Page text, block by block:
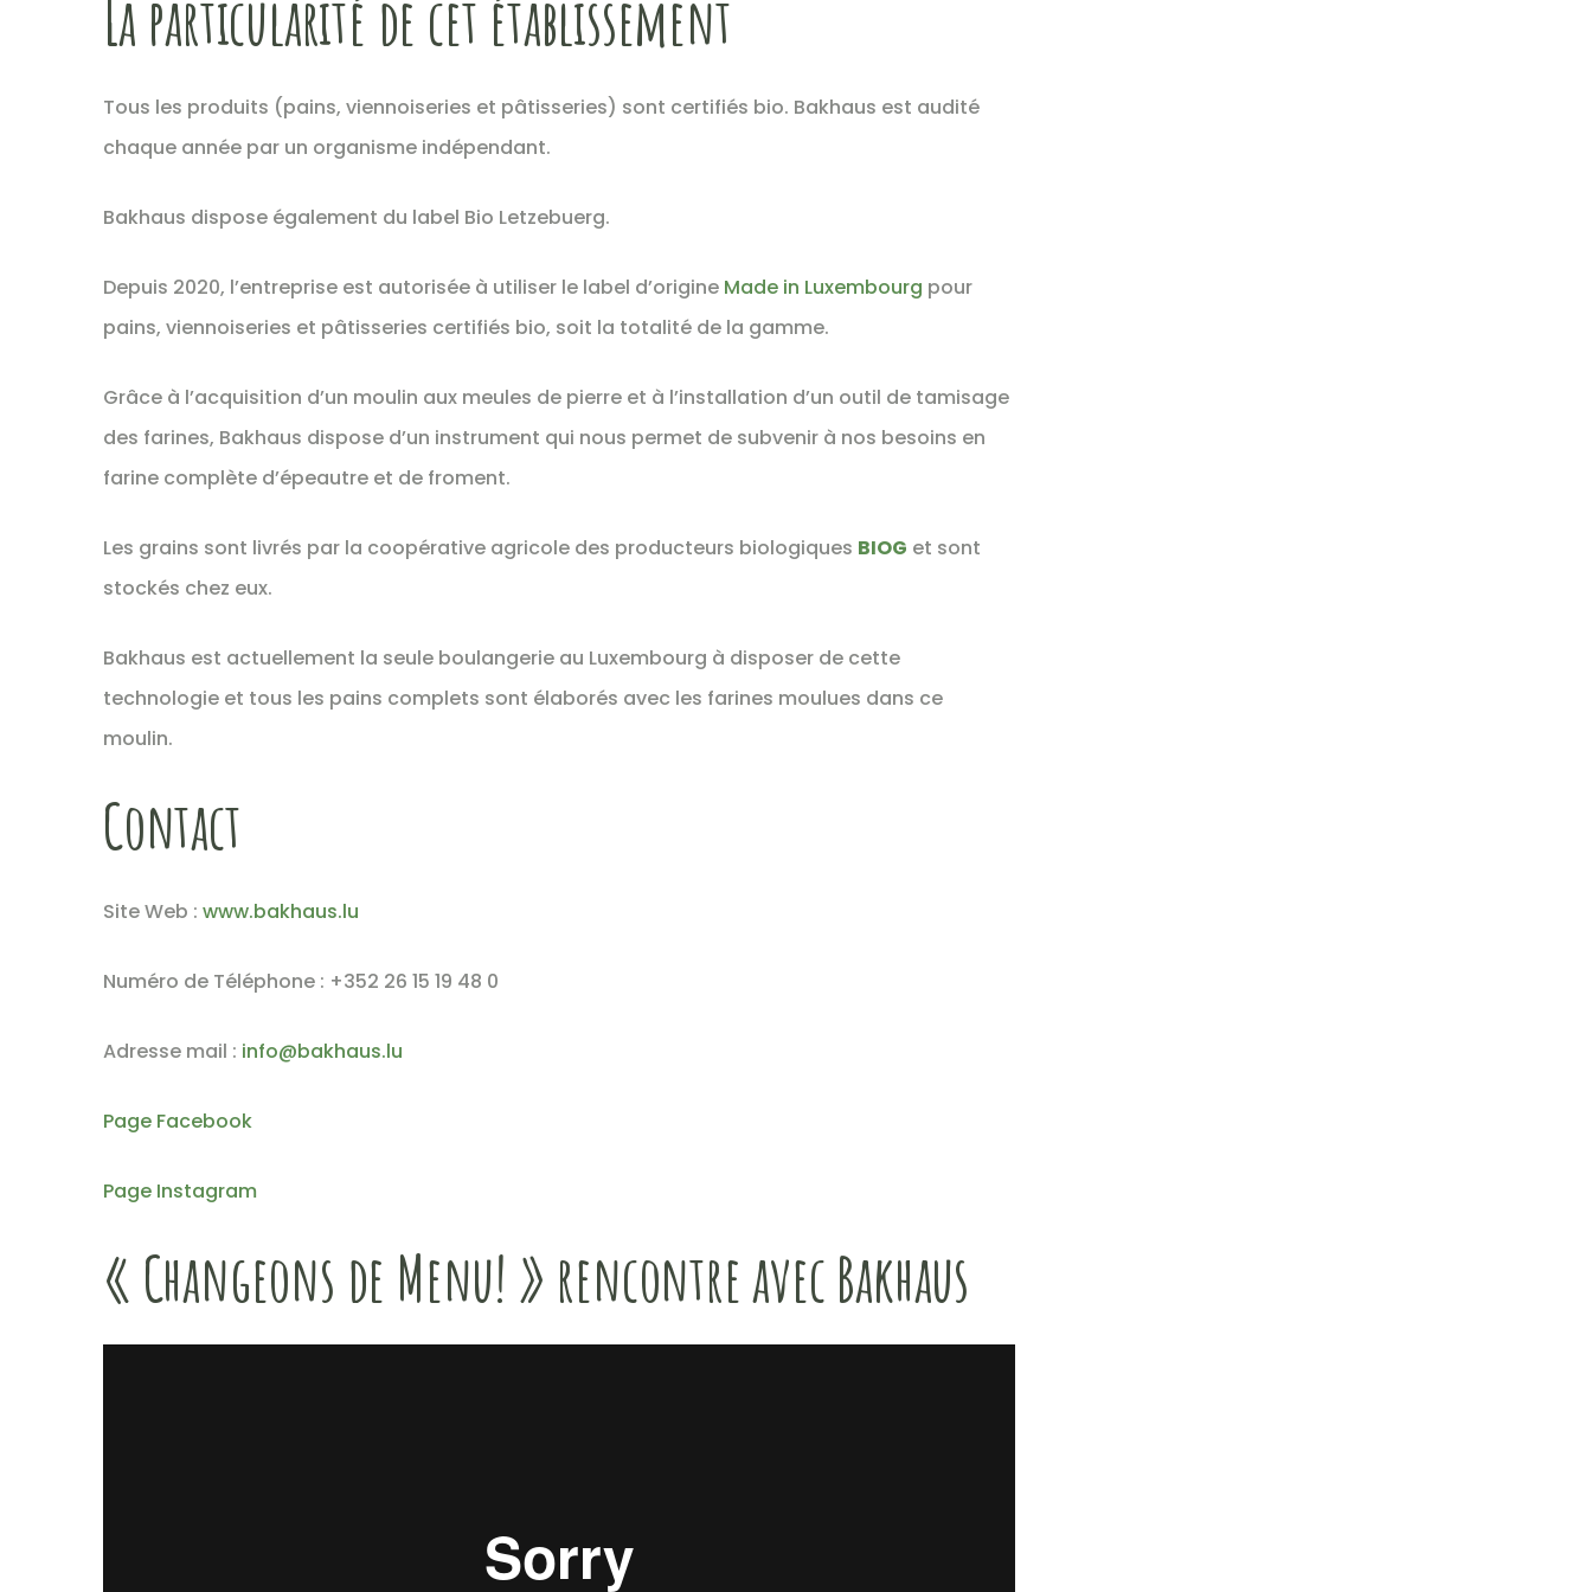
La particularité de cet établissement
Tous les produits (pains, viennoiseries et pâtisseries) sont certifiés bio. Bakhaus est audité
chaque année par un organisme indépendant.
Bakhaus dispose également du label Bio Letzebuerg.
Depuis 2020, l’entreprise est autorisée à utiliser le label d’origine Made in Luxembourg pour
pains, viennoiseries et pâtisseries certifiés bio, soit la totalité de la gamme.
Grâce à l’acquisition d’un moulin aux meules de pierre et à l’installation d’un outil de tamisage
des farines, Bakhaus dispose d’un instrument qui nous permet de subvenir à nos besoins en
farine complète d’épeautre et de froment.
Les grains sont livrés par la coopérative agricole des producteurs biologiques BIOG et sont
stockés chez eux.
Bakhaus est actuellement la seule boulangerie au Luxembourg à disposer de cette
technologie et tous les pains complets sont élaborés avec les farines moulues dans ce
moulin.
Contact
Site Web : www.bakhaus.lu
Numéro de Téléphone : +352 26 15 19 48 0
Adresse mail : info@bakhaus.lu
Page Facebook
Page Instagram
« Changeons de Menu! » rencontre avec Bakhaus